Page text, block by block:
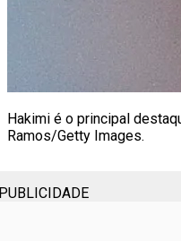
Hakimi é o principal
Ramos/Getty Images.